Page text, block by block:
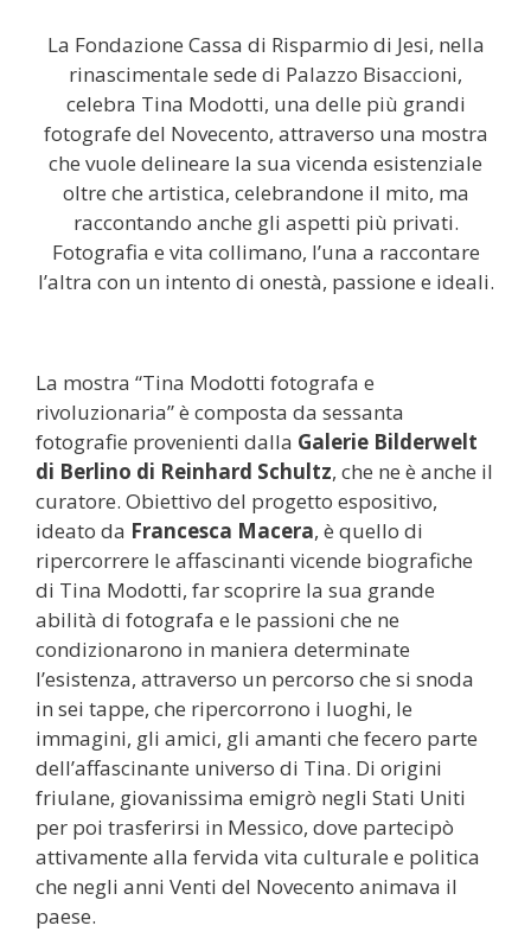
La Fondazione Cassa di Risparmio di Jesi, nella
rinascimentale sede di Palazzo Bisaccioni,
celebra Tina Modotti, una delle più grandi
fotografe del Novecento, attraverso una mostra
che vuole delineare la sua vicenda esistenziale
oltre che artistica, celebrandone il mito, ma
raccontando anche gli aspetti più privati.
Fotografia e vita collimano, l’una a raccontare
l’altra con un intento di onestà, passione e ideali.
La mostra “Tina Modotti fotografa e
rivoluzionaria” è composta da sessanta
fotografie provenienti dalla Galerie Bilderwelt
di Berlino di Reinhard Schultz, che ne è anche il
curatore. Obiettivo del progetto espositivo,
ideato da Francesca Macera, è quello di
ripercorrere le affascinanti vicende biografiche
di Tina Modotti, far scoprire la sua grande
abilità di fotografa e le passioni che ne
condizionarono in maniera determinate
l’esistenza, attraverso un percorso che si snoda
in sei tappe, che ripercorrono i luoghi, le
immagini, gli amici, gli amanti che fecero parte
dell’affascinante universo di Tina. Di origini
friulane, giovanissima emigrò negli Stati Uniti
per poi trasferirsi in Messico, dove partecipò
attivamente alla fervida vita culturale e politica
che negli anni Venti del Novecento animava il
paese.